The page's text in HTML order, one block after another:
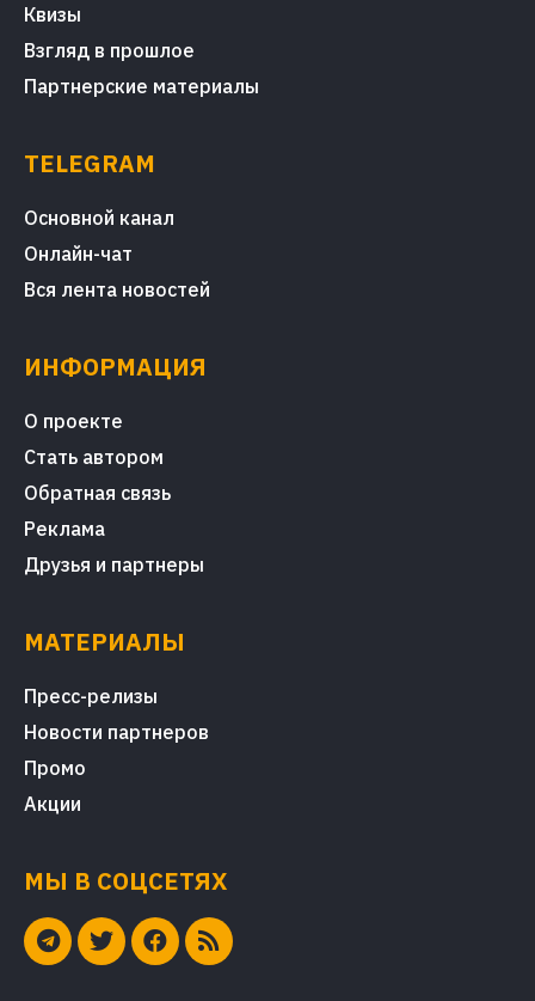
Квизы
Взгляд в прошлое
Партнерские материалы
TELEGRAM
Основной канал
Онлайн-чат
Вся лента новостей
ИНФОРМАЦИЯ
О проекте
Стать автором
Обратная связь
Реклама
Друзья и партнеры
МАТЕРИАЛЫ
Пресс-релизы
Новости партнеров
Промо
Акции
МЫ В СОЦСЕТЯХ